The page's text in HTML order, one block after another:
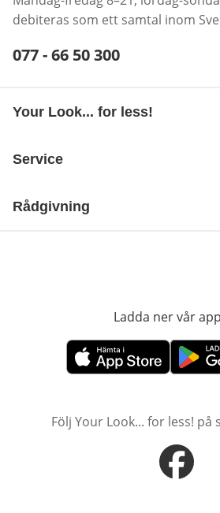
debiteras som ett samtal inom
Telefonnummer:
077 - 66 50 300
Your Look... for less!
Service
Rådgivning
Ladda ner vår
öppnas i nytt fönsteröppnas
Följ Your Look... for less! på
öppnas i